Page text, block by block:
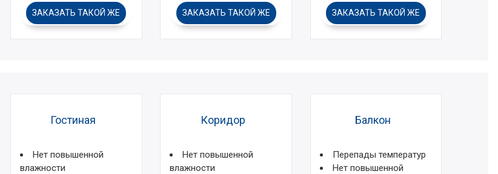
ЗАКАЗАТЬТАКОЙ ЖЕ ЗАКАЗАТЬ ТАКОЙ ЖЕ ЗАКАЗАТЬ ТАКОЙ ЖЕ
Гостиная
Нет повышенной
влажности
Коридор
Нет повышенной
влажности
Балкон
Перепады температур
Нет повышенной